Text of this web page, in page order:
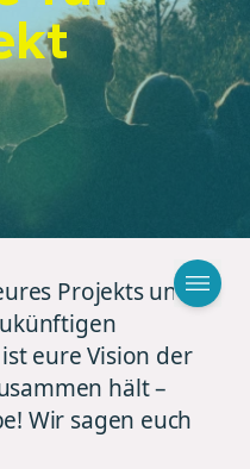
Projekts und
eure Vision der
hält –
Wir sagen euch